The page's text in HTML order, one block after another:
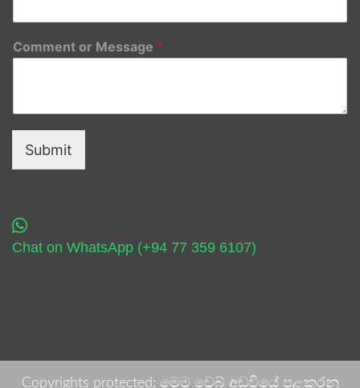
Comment or Message *
Submit
Chat on WhatsApp (+94 77 359 6107)
Copyrights protected: මෙම වෙබ් අඩවියේ පළකරනු